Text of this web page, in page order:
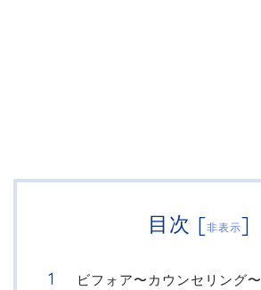
目次 [非表示]
ビフォア〜カウンセリング〜